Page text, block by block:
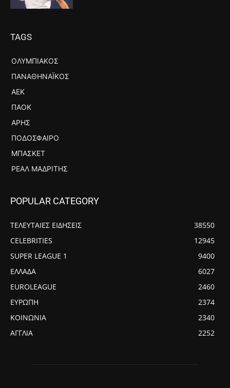
TAGS
ΟΛΥΜΠΙΑΚΌΣ
ΠΑΝΑΘΗΝΑΪΚΌΣ
ΑΕΚ
ΠΑΟΚ
ΆΡΗΣ
ΠΟΔΌΣΦΑΙΡΟ
ΜΠΆΣΚΕΤ
ΡΕΆΛ ΜΑΔΡΊΤΗΣ
POPULAR CATEGORY
ΤΕΛΕΥΤΑΙΕΣ ΕΙΔΗΣΕΙΣ
38550
CELEBRITIES
12945
SUPER LEAGUE 1
9400
ΕΛΛΑΔΑ
6027
EUROLEAGUE
2460
ΕΥΡΩΠΗ
2374
ΚΟΙΝΩΝΙΑ
2340
ΑΓΓΛΙΑ
2252